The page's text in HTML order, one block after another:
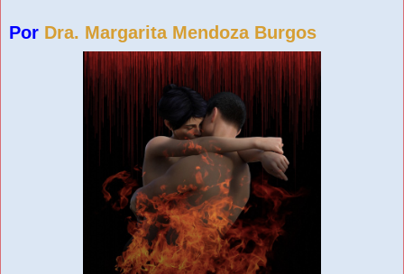
Por Dra. Margarita Mendoza Burgos